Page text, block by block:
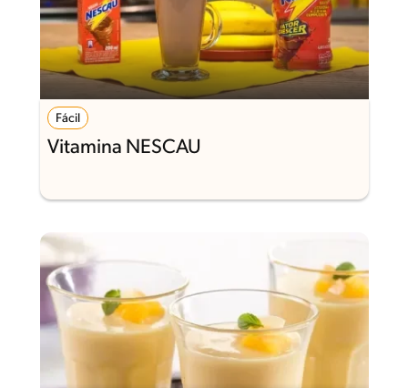
Fácil
Vitamina NESCAU